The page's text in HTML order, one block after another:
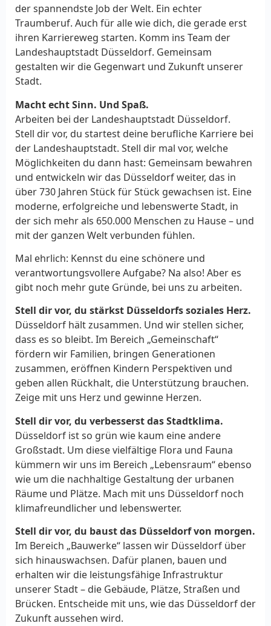
der spannendste Job der Welt. Ein echter
Traumberuf. Auch für alle wie dich, die gerade erst
ihren Karriereweg starten. Komm ins Team der
Landeshauptstadt Düsseldorf. Gemeinsam
gestalten wir die Gegenwart und Zukunft unserer
Stadt.
Macht echt Sinn. Und Spaß.
Arbeiten bei der Landeshauptstadt Düsseldorf.
Stell dir vor, du startest deine berufliche Karriere bei
der Landeshauptstadt. Stell dir mal vor, welche
Möglichkeiten du dann hast: Gemeinsam bewahren
und entwickeln wir das Düsseldorf weiter, das in
über 730 Jahren Stück für Stück gewachsen ist. Eine
moderne, erfolgreiche und lebenswerte Stadt, in
der sich mehr als 650.000 Menschen zu Hause – und
mit der ganzen Welt verbunden fühlen.
Mal ehrlich: Kennst du eine schönere und
verantwortungsvollere Aufgabe? Na also! Aber es
gibt noch mehr gute Gründe, bei uns zu arbeiten.
Stell dir vor, du stärkst Düsseldorfs soziales Herz.
Düsseldorf hält zusammen. Und wir stellen sicher,
dass es so bleibt. Im Bereich „Gemeinschaft“
fördern wir Familien, bringen Generationen
zusammen, eröffnen Kindern Perspektiven und
geben allen Rückhalt, die Unterstützung brauchen.
Zeige mit uns Herz und gewinne Herzen.
Stell dir vor, du verbesserst das Stadtklima.
Düsseldorf ist so grün wie kaum eine andere
Großstadt. Um diese vielfältige Flora und Fauna
kümmern wir uns im Bereich „Lebensraum“ ebenso
wie um die nachhaltige Gestaltung der urbanen
Räume und Plätze. Mach mit uns Düsseldorf noch
klimafreundlicher und lebenswerter.
Stell dir vor, du baust das Düsseldorf von morgen.
Im Bereich „Bauwerke“ lassen wir Düsseldorf über
sich hinauswachsen. Dafür planen, bauen und
erhalten wir die leistungsfähige Infrastruktur
unserer Stadt – die Gebäude, Plätze, Straßen und
Brücken. Entscheide mit uns, wie das Düsseldorf der
Zukunft aussehen wird.